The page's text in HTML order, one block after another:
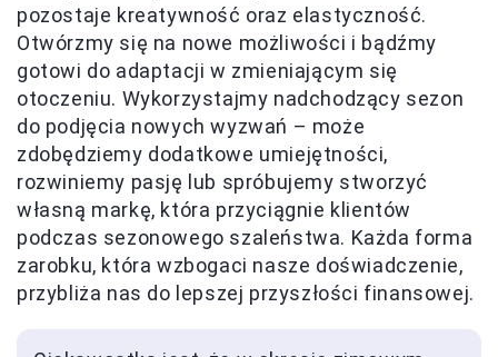
pozostaje kreatywność oraz elastyczność.
Otwórzmy się na nowe możliwości i bądźmy
gotowi do adaptacji w zmieniającym się
otoczeniu. Wykorzystajmy nadchodzący sezon
do podjęcia nowych wyzwań – może
zdobędziemy dodatkowe umiejętności,
rozwiniemy pasję lub spróbujemy stworzyć
własną markę, która przyciągnie klientów
podczas sezonowego szaleństwa. Każda forma
zarobku, która wzbogaci nasze doświadczenie,
przybliża nas do lepszej przyszłości finansowej.